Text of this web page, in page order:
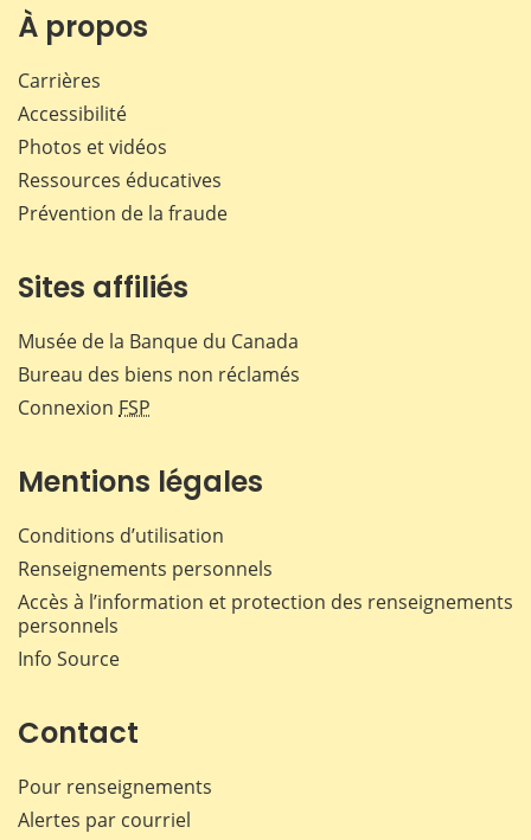
À propos
Carrières
Accessibilité
Photos et vidéos
Ressources éducatives
Prévention de la fraude
Sites affiliés
Musée de la Banque du Canada
Bureau des biens non réclamés
Connexion FSP
Mentions légales
Conditions d’utilisation
Renseignements personnels
Accès à l’information et protection des renseignements
personnels
Info Source
Contact
Pour renseignements
Alertes par courriel